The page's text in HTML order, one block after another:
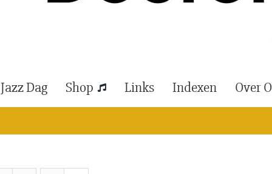
Dag Shop Links Indexen Over